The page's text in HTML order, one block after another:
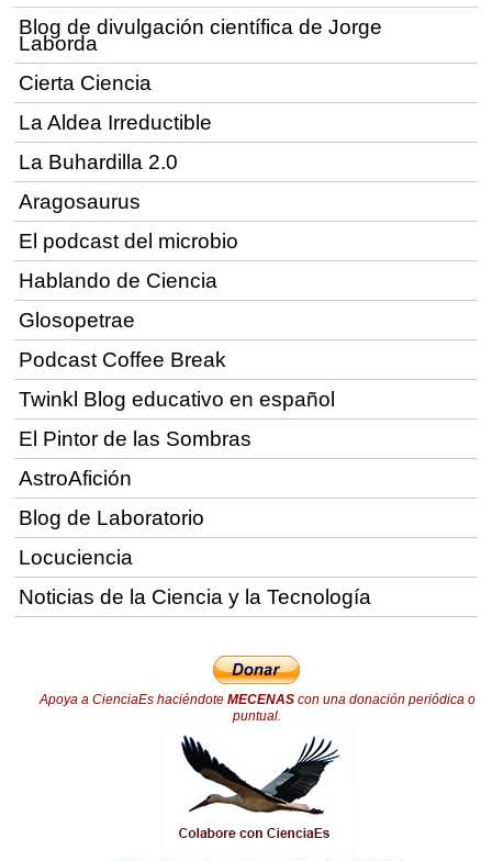
Blog de divulgación científica de Jorge
Laborda
Cierta Ciencia
La Aldea Irreductible
La Buhardilla 2.0
Aragosaurus
El podcast del microbio
Hablando de Ciencia
Glosopetrae
Podcast Coffee Break
Twinkl Blog educativo en español
El Pintor de las Sombras
AstroAfición
Blog de Laboratorio
Locuciencia
Noticias de la Ciencia y la Tecnología
Apoya a CienciaEs haciéndote MECENAScon una donación periódica o
puntual.